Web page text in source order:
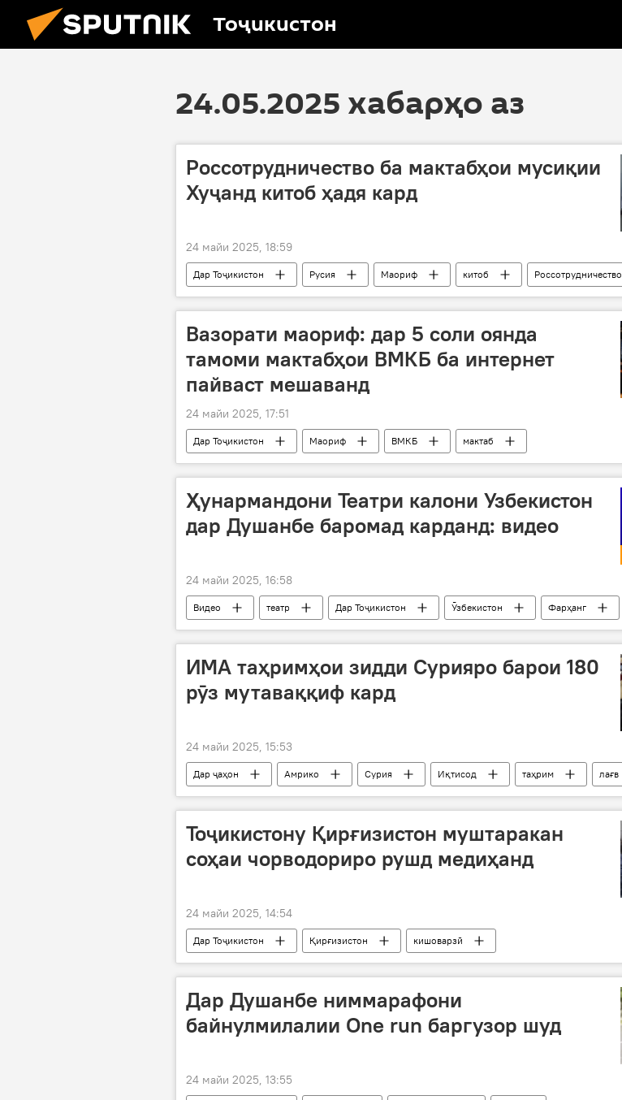
Тоҷикистон
24.05.2025 хабарҳо аз
Россотрудничество ба мактабҳои мусиқии
Хуҷанд китоб ҳадя кард
24 майи 2025, 18:59
Дар Тоҷикистон Русия Маориф китоб Россотрудничество
Вазорати маориф: дар 5 соли оянда
тамоми мактабҳои ВМКБ ба интернет
пайваст мешаванд
24 майи 2025, 17:51
Дар Тоҷикистон Маориф ВМКБ мактаб
Ҳунармандони Театри калони Узбекистон
дар Душанбе баромад карданд: видео
24 майи 2025, 16:58
Видео театр Дар Тоҷикистон Ӯзбекистон Фарҳанг
ИМА таҳримҳои зидди Сурияро барои 180
рӯз мутаваққиф кард
24 майи 2025, 15:53
Дар ҷаҳон Амрико Сурия Иқтисод таҳрим лағв
Тоҷикистону Қирғизистон муштаракан
соҳаи чорводориро рушд медиҳанд
24 майи 2025, 14:54
Дар Тоҷикистон Қирғизистон кишоварзӣ
Дар Душанбе ниммарафони
байнулмилалии One run баргузор шуд
24 майи 2025, 13:55